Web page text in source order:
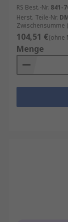
RS Best.-Nr. 841-
Herst. Teile-Nr.
Zwischensumme
104,51 €(ohne
Menge